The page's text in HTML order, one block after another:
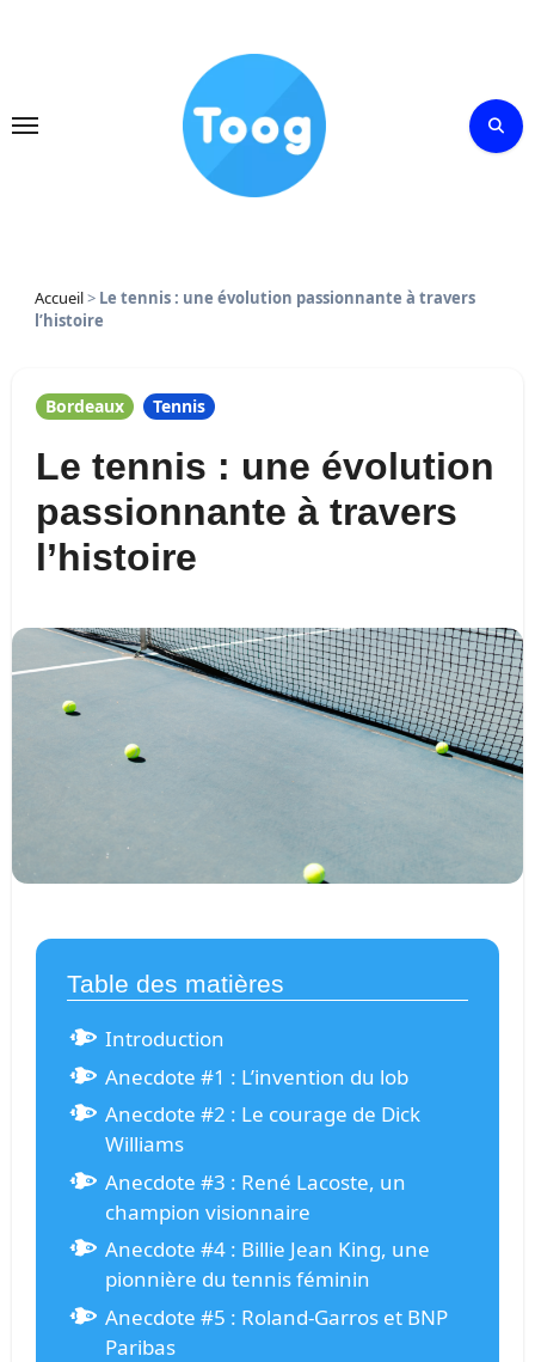
Accueil> Le tennis : une évolution passionnante à travers
l’histoire
Bordeaux Tennis
Le tennis : une évolution
passionnante à travers
l’histoire
Table des matières
Introduction
Anecdote #1 : L’invention du lob
Anecdote #2 : Le courage de Dick
Williams
Anecdote #3 : René Lacoste, un
champion visionnaire
Anecdote #4 : Billie Jean King, une
pionnière du tennis féminin
Anecdote #5 : Roland-Garros et BNP
Paribas